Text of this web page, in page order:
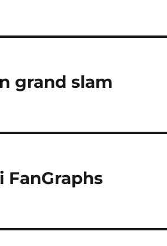
grand slam
FanGraphs